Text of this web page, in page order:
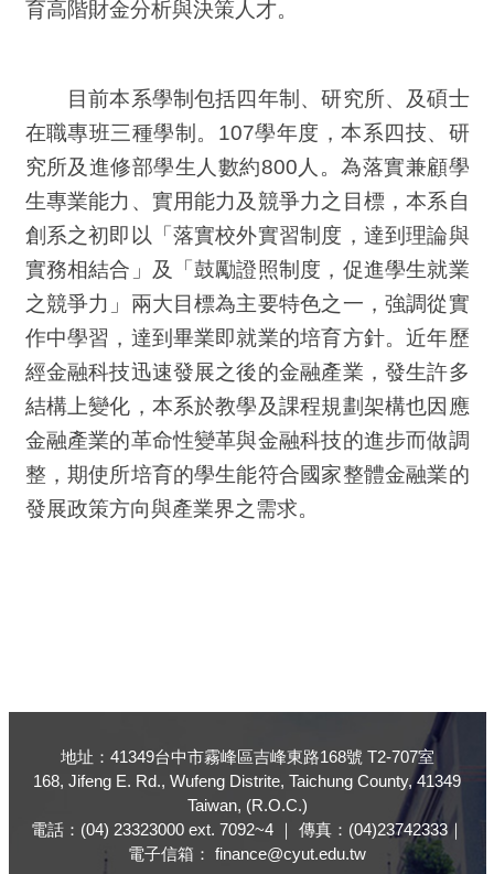
育高階財金分析與決策人才。
目前本系學制包括四年制、研究所、及碩士
在職專班三種學制。 107學年度，本系四技、研
究所及進修部學生人數約800 人 。為落實兼顧學
生專業能力、實用能力及競爭力之目標，本系自
創系之初即以「落實校外實習制度，達到理論與
實務相結合」及「鼓勵證照制度，促進學生就業
之競爭力」兩大目標為主要特色之一，強調從實
作中學習，達到畢業即就業的培育方針。近年歷
經金融科技迅速發展之後的金融產業，發生許多
結構上變化，本系於教學及課程規劃架構也因應
金融產業的革命性變革與金融科技的進步而做調
整，期使所培育的學生能符合國家整體金融業的
發展政策方向與產業界之需求。
地址：41349台中市霧峰區吉峰東路168號 T2-707室
168, Jifeng E. Rd., Wufeng Distrite, Taichung County, 41349
Taiwan, (R.O.C.)
電話：(04) 23323000 ext. 7092~4 ｜ 傳真：(04)23742333｜
電子信箱： finance@cyut.edu.tw